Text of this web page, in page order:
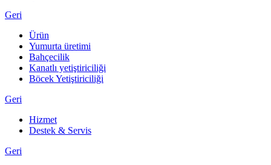
Geri
Ürün
Yumurta üretimi
Bahçecilik
Kanatlı yetiştiriciliği
Böcek Yetiştiriciliği
Geri
Hizmet
Destek & Servis
Geri